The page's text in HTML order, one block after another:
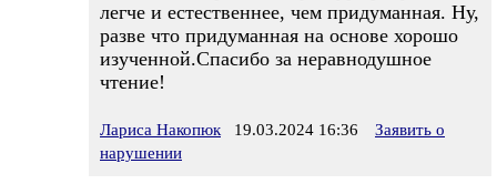
легче и естественнее, чем придуманная. Ну,
разве что придуманная на основе хорошо
изученной.Спасибо за неравнодушное
чтение!
Лариса Накопюк 19.03.2024 16:36
Заявить о
нарушении